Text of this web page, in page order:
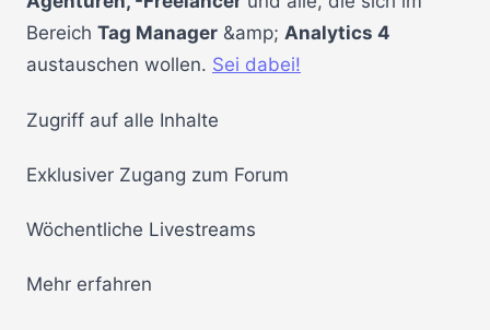
Bereich Tag Manager &amp; Analytics 4
austauschen wollen. Sei dabei!
Zugriff auf alle Inhalte
Exklusiver Zugang zum Forum
Wöchentliche Livestreams
Mehr erfahren